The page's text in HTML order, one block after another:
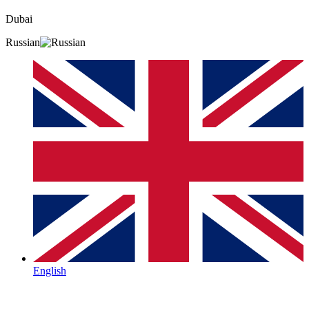
Dubai
Russian
English